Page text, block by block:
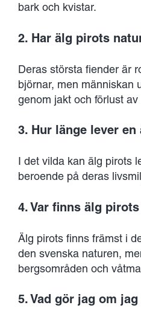
bark och kvistar.
2. Har älg pirots
Deras största fiender är
björnar, men människan
genom jakt och förlust av
3. Hur länge lever
I det vilda kan älg pirots
beroende på deras
4. Var finns älg
Älg pirots finns främst i
den svenska naturen,
bergsområden och
5. Vad gör jag om